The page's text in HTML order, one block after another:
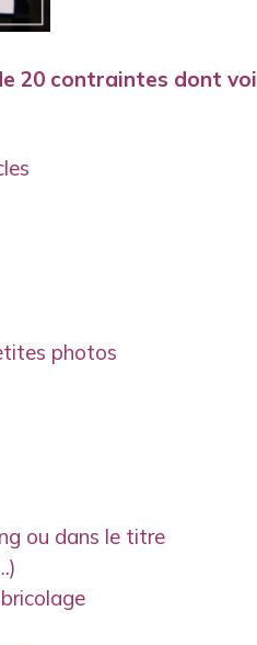
20 contraintes dont
photos
ou dans le titre